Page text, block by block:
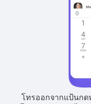
โทรออกจากแป้นกด